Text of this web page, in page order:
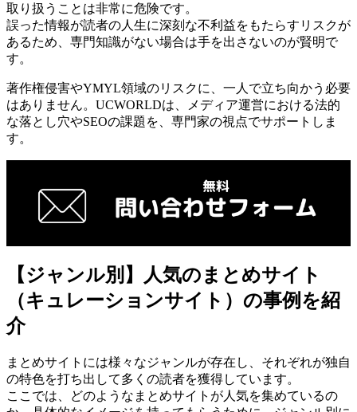
取り扱うことは非常に危険です。
誤った情報が読者の人生に深刻な不利益をもたらすリスクが
あるため、専門知識がない場合は手を出さないのが賢明で
す。
著作権侵害やYMYL領域のリスクに、一人で立ち向かう必要
はありません。UCWORLDは、メディア運営における法的
な落とし穴やSEOの課題を、専門家の視点でサポートしま
す。
【ジャンル別】人気のまとめサイト
（キュレーションサイト）の事例を紹
介
まとめサイトには様々なジャンルが存在し、それぞれが独自
の特色を打ち出して多くの読者を獲得しています。
ここでは、どのようなまとめサイトが人気を集めているの